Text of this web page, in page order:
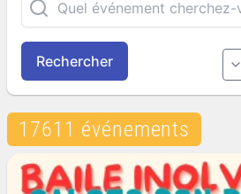
Rechercher
17611 événements